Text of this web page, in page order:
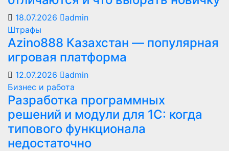
18.07.2026
admin
Штрафы
Azino888 Казахстан — популярная
игровая платформа
12.07.2026
admin
Бизнес и работа
Разработка программных
решений и модули для 1С: когда
типового функционала
недостаточно